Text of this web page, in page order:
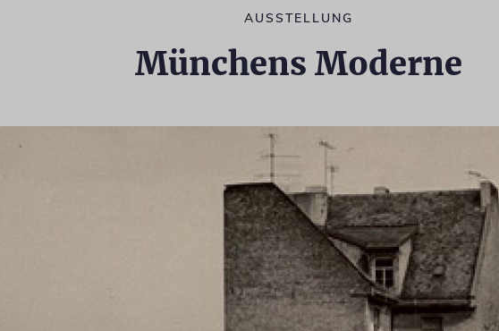
AUSSTELLUNG
Münchens Moderne